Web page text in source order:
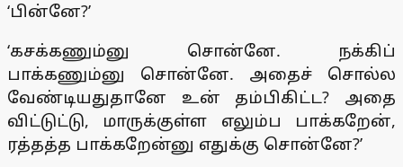
‘பின்னே?’
‘கசக்கணும்னு சொன்னே. நக்கிப்
பாக்கணும்னு சொன்னே. அதைச் சொல்ல
வேண்டியதுதானே உன் தம்பிகிட்ட? அதை
விட்டுட்டு, மாருக்குள்ள எலும்ப பாக்கறேன்,
ரத்தத்த பாக்கறேன்னு எதுக்கு சொன்னே?’